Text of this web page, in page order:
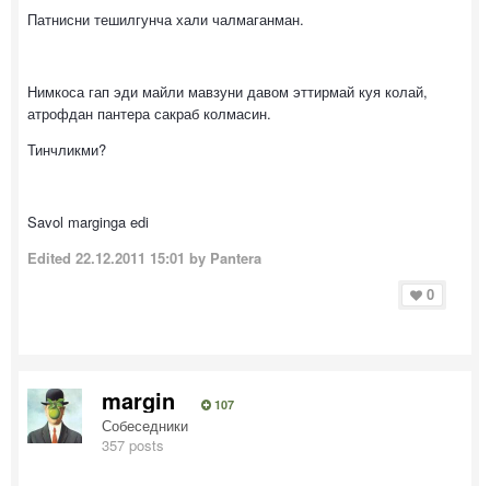
Патнисни тешилгунча хали чалмаганман.
Нимкоса гап эди майли мавзуни давом эттирмай куя колай,
атрофдан пантера сакраб колмасин.
Тинчликми?
Savol marginga edi
Edited 22.12.2011 15:01 by Pantera
0
margin 107
Собеседники
357 posts